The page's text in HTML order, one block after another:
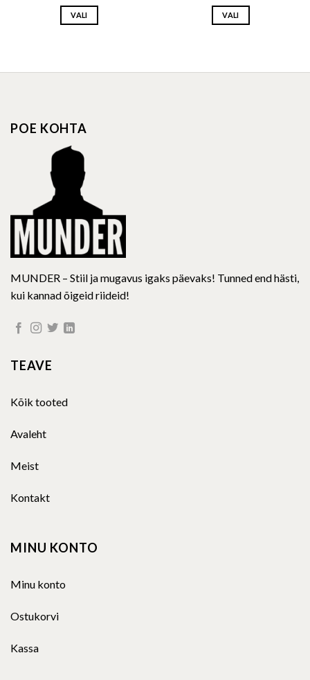
VALI
multiple
may
chosen
on
the
product
page
VALI
multiple
POE KOHTA
MUNDER – Stiil ja mugavus igaks päevaks! Tunned end hästi,
kui kannad õigeid riideid!
TEAVE
Kõik tooted
Avaleht
Meist
Kontakt
MINU KONTO
Minu konto
Ostukorvi
Kassa